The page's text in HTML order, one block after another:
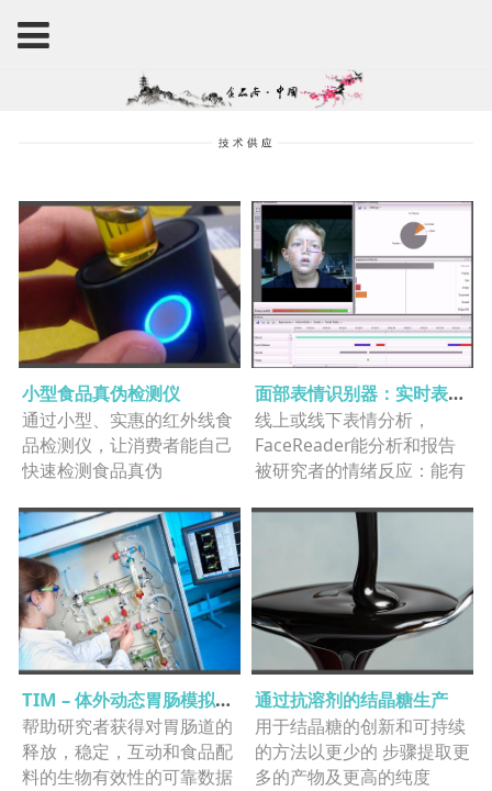
小型食品真伪检测仪
通过小型、实惠的红外线食
品检测仪，让消费者能自己
快速检测食品真伪
面部表情识别器：实时表情情绪分析仪
线上或线下表情分析，
FaceReader能分析和报告
被研究者的情绪反应：能有
官研究
TIM – 体外动态胃肠模拟系统
帮助研究者获得对胃肠道的
释放，稳定，互动和食品配
料的生物有效性的可靠数据
通过抗溶剂的结晶糖生产
​用于结晶糖的创新和可持续
的方法以更少的 步骤提取更
多的产物及更高的纯度